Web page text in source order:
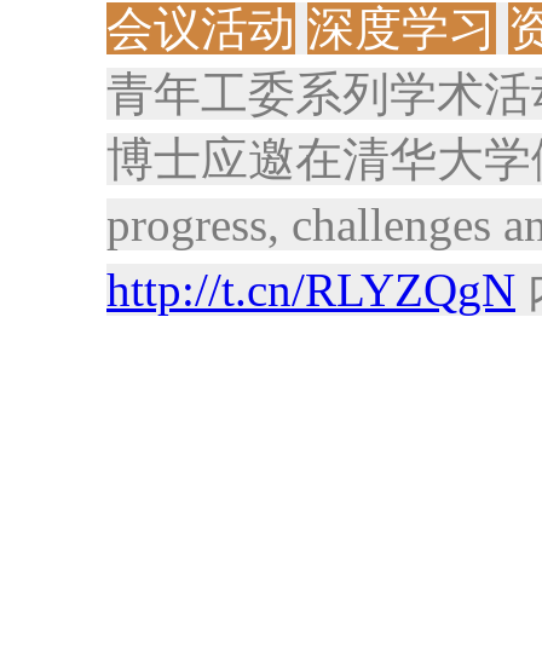
会议活动 深度学习
青年工委系列学术
博士应邀在清华大学
progress, challenges
http://t.cn/RLYZQgN